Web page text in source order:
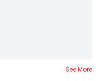
See More